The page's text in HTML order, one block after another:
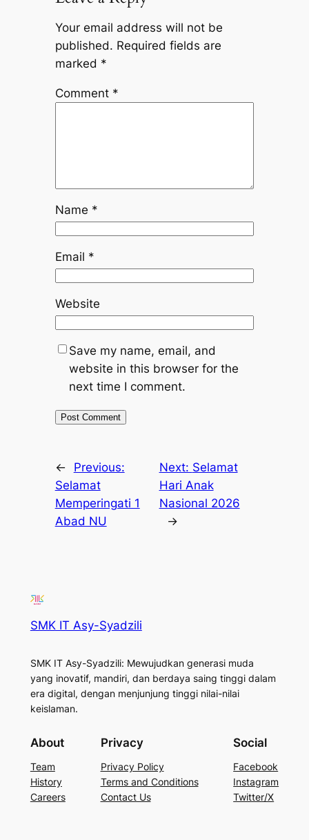
Your email address will not be
published. Required fields are
marked *
Comment *
Name *
Email *
Website
Save my name, email, and
website in this browser for the
next time I comment.
←
Previous:
Selamat
Memperingati 1
Abad NU
Next: Selamat
Hari Anak
Nasional 2026
→
SMK IT Asy-Syadzili
SMK IT Asy-Syadzili: Mewujudkan generasi muda
yang inovatif, mandiri, dan berdaya saing tinggi dalam
era digital, dengan menjunjung tinggi nilai-nilai
keislaman.
About
Team
History
Careers
Privacy
Privacy Policy
Terms and Conditions
Contact Us
Social
Facebook
Instagram
Twitter/X